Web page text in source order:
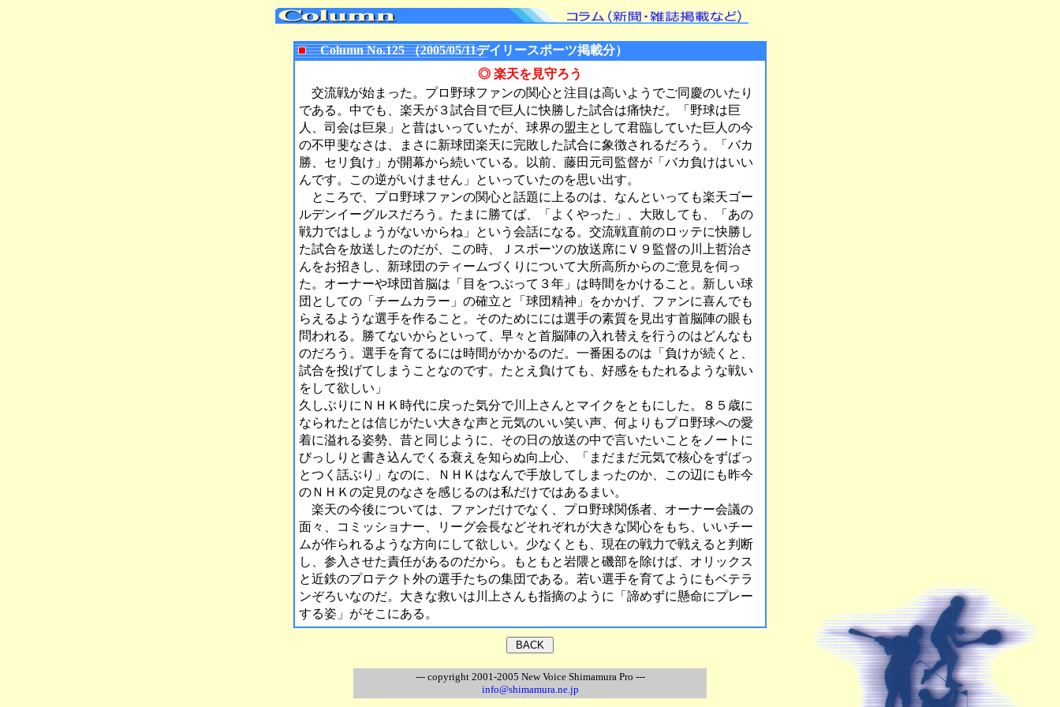
Column No.125 （2005/05/11デイリースポーツ掲載分）
◎ 楽天を見守ろう
交流戦が始まった。プロ野球ファンの関心と注目は高いようでご同慶のいたり
である。中でも、楽天が３試合目で巨人に快勝した試合は痛快だ。「野球は巨
人、司会は巨泉」と昔はいっていたが、球界の盟主として君臨していた巨人の今
の不甲斐なさは、まさに新球団楽天に完敗した試合に象徴されるだろう。「バカ
勝、セリ負け」が開幕から続いている。以前、藤田元司監督が「バカ負けはいい
んです。この逆がいけません」といっていたのを思い出す。
ところで、プロ野球ファンの関心と話題に上るのは、なんといっても楽天ゴー
ルデンイーグルスだろう。たまに勝てば、「よくやった」、大敗しても、「あの
戦力ではしょうがないからね」という会話になる。交流戦直前のロッテに快勝し
た試合を放送したのだが、この時、Ｊスポーツの放送席にＶ９監督の川上哲治さ
んをお招きし、新球団のティームづくりについて大所高所からのご意見を伺っ
た。オーナーや球団首脳は「目をつぶって３年」は時間をかけること。新しい球
団としての「チームカラー」の確立と「球団精神」をかかげ、ファンに喜んでも
らえるような選手を作ること。そのためにには選手の素質を見出す首脳陣の眼も
問われる。勝てないからといって、早々と首脳陣の入れ替えを行うのはどんなも
のだろう。選手を育てるには時間がかかるのだ。一番困るのは「負けが続くと、
試合を投げてしまうことなのです。たとえ負けても、好感をもたれるような戦い
をして欲しい」
久しぶりにＮＨＫ時代に戻った気分で川上さんとマイクをともにした。８５歳に
なられたとは信じがたい大きな声と元気のいい笑い声、何よりもプロ野球への愛
着に溢れる姿勢、昔と同じように、その日の放送の中で言いたいことをノートに
びっしりと書き込んでくる衰えを知らぬ向上心、「まだまだ元気で核心をずばっ
とつく話ぶり」なのに、ＮＨＫはなんで手放してしまったのか、この辺にも昨今
のＮＨＫの定見のなさを感じるのは私だけではあるまい。
楽天の今後については、ファンだけでなく、プロ野球関係者、オーナー会議の
面々、コミッショナー、リーグ会長などそれぞれが大きな関心をもち、いいチー
ムが作られるような方向にして欲しい。少なくとも、現在の戦力で戦えると判断
し、参入させた責任があるのだから。もともと岩隈と磯部を除けば、オリックス
と近鉄のプロテクト外の選手たちの集団である。若い選手を育てようにもベテラ
ンぞろいなのだ。大きな救いは川上さんも指摘のように「諦めずに懸命にプレー
する姿」がそこにある。
--- copyright 2001-2005 New Voice Shimamura Pro ---
info@shimamura.ne.jp